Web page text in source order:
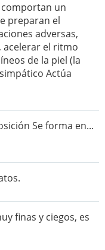
un
preparan el
adversas,
el ritmo
de la piel (la
Actúa
Se forma en...
finas y ciegos, es